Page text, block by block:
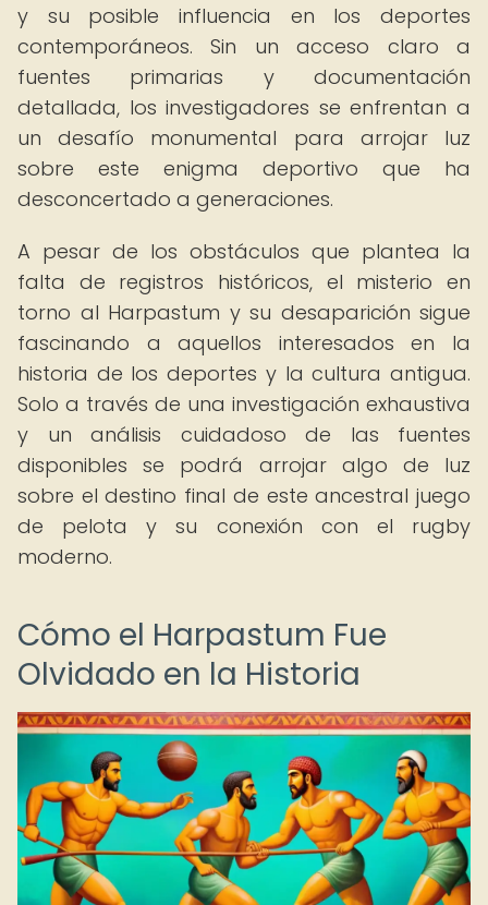
y su posible influencia en los deportes
contemporáneos. Sin un acceso claro a
fuentes primarias y documentación
detallada, los investigadores se enfrentan a
un desafío monumental para arrojar luz
sobre este enigma deportivo que ha
desconcertado a generaciones.
A pesar de los obstáculos que plantea la
falta de registros históricos, el misterio en
torno al Harpastum y su desaparición sigue
fascinando a aquellos interesados en la
historia de los deportes y la cultura antigua.
Solo a través de una investigación exhaustiva
y un análisis cuidadoso de las fuentes
disponibles se podrá arrojar algo de luz
sobre el destino final de este ancestral juego
de pelota y su conexión con el rugby
moderno.
Cómo el Harpastum Fue
Olvidado en la Historia